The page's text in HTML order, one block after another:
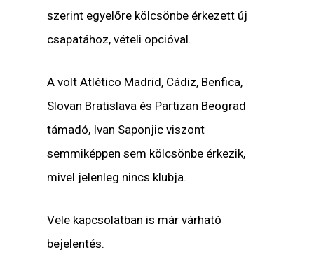
szerint egyelőre kölcsönbe érkezett új
csapatához, vételi opcióval.
A volt Atlético Madrid, Cádiz, Benfica,
Slovan Bratislava és Partizan Beograd
támadó, Ivan Saponjic viszont
semmiképpen sem kölcsönbe érkezik,
mivel jelenleg nincs klubja.
Vele kapcsolatban is már várható
bejelentés.